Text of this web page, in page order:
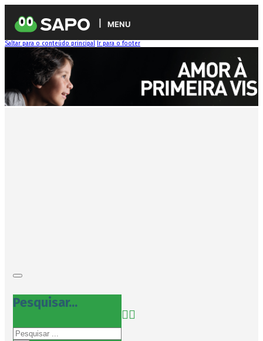
MENU
Saltar para o conteúdo principal Ir para o footer
Pesquisar...
Pesquisar